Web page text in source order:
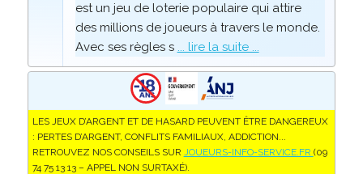
est un jeu de loterie populaire qui attire
des millions de joueurs à travers le monde.
Avec ses règles s ... lire la suite ...
LES JEUX D’ARGENT ET DE HASARD PEUVENT ÊTRE DANGEREUX
: PERTES D’ARGENT, CONFLITS FAMILIAUX, ADDICTION...
RETROUVEZ NOS CONSEILS SUR JOUEURS-INFO-SERVICE.FR (09
74 75 13 13 – APPEL NON SURTAXÉ).